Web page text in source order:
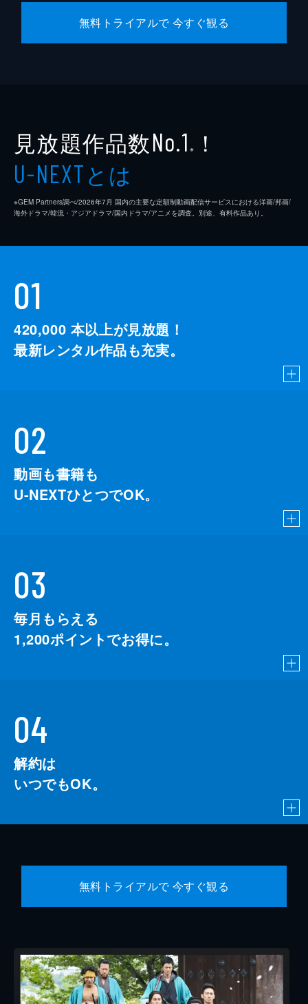
無料トライアルで 今すぐ観る
見放題作品数No.1 ※ ！
U-NEXTとは
※GEM Partners調べ/2026年7⽉ 国内の主要な定額制動画配信サービスにおける洋画/邦画/
海外ドラマ/韓流・アジアドラマ/国内ドラマ/アニメを調査。別途、有料作品あり。
01
420,000 本以上が見放題！
最新レンタル作品も充実。
02
動画も書籍も
U-NEXTひとつでOK。
03
毎月もらえる
1,200ポイントでお得に。
04
解約は
いつでもOK。
無料トライアルで 今すぐ観る